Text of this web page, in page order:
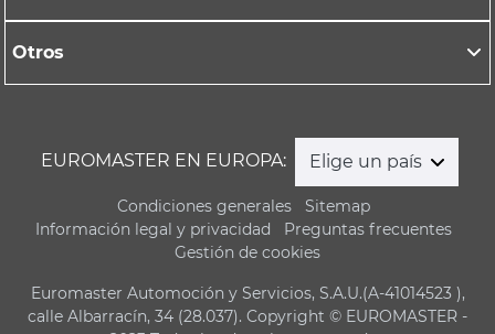
Otros
EUROMASTER EN EUROPA: Elige un país
Condiciones generales
Sitemap
Información legal y privacidad
Preguntas frecuentes
Gestión de cookies
Euromaster Automoción y Servicios, S.A.U.(A-41014523 ),
calle Albarracín, 34 (28.037). Copyright © EUROMASTER -